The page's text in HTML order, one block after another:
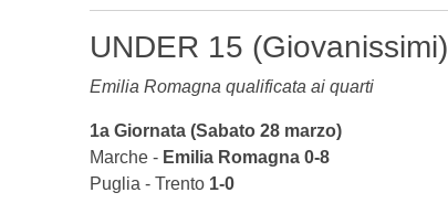
UNDER 15 (Giovanissimi)
Emilia Romagna qualificata ai quarti
1a Giornata (Sabato 28 marzo)
Marche - Emilia Romagna 0-8
Puglia - Trento 1-0